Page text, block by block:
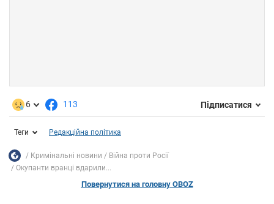
6 113 Підписатися
Теги Редакційна політика
Кримінальні новини
Війна проти Росії
Окупанти вранці вдарили...
Повернутися на головну OBOZ